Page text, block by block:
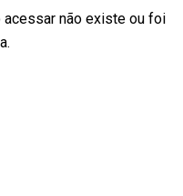
acessar não existe ou foi